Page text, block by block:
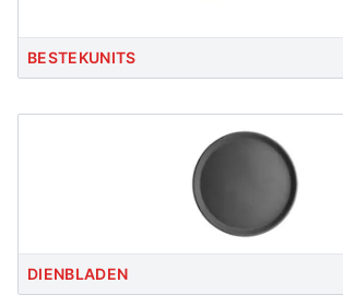
BESTEKUNITS
DIENBLADEN